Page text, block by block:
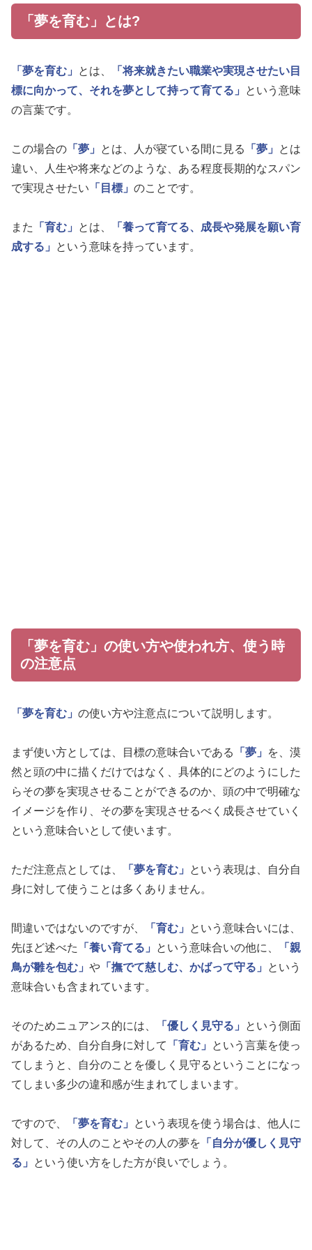
「夢を育む」とは?
「夢を育む」 とは、
「将来就きたい職業や実現させたい目
標に向かって、それを夢として持って育てる」
という意味
の言葉です。
この場合の 「夢」 とは、人が寝ている間に見る 「夢」
とは
違い、人生や将来などのような、ある程度長期的なスパン
で実現させたい 「目標」 のことです。
また 「育む」 とは、
「養って育てる、成長や発展を願い育
成する」
という意味を持っています。
「夢を育む」の使い方や使われ方、使う時
の注意点
「夢を育む」 の使い方や注意点について説明します。
まず使い方としては、目標の意味合いである 「夢」
を、漠
然と頭の中に描くだけではなく、具体的にどのようにした
らその夢を実現させることができるのか、頭の中で明確な
イメージを作り、その夢を実現させるべく成長させていく
という意味合いとして使います。
ただ注意点としては、 「夢を育む」
という表現は、自分自
身に対して使うことは多くありません。
間違いではないのですが、 「育む」
という意味合いには、
先ほど述べた
「養い育てる」 という意味合いの他に、
「親
鳥が雛を包む」 や 「撫でて慈しむ、かばって守る」
という
意味合いも含まれています。
そのためニュアンス的には、 「優しく見守る」
という側面
があるため、自分自身に対して
「育む」
という言葉を使っ
てしまうと、自分のことを優しく見守るということになっ
てしまい多少の違和感が生まれてしまいます。
ですので、 「夢を育む」
という表現を使う場合は、他人に
対して、その人のことやその人の夢を 「自分が優しく見守
る」
という使い方をした方が良いでしょう。